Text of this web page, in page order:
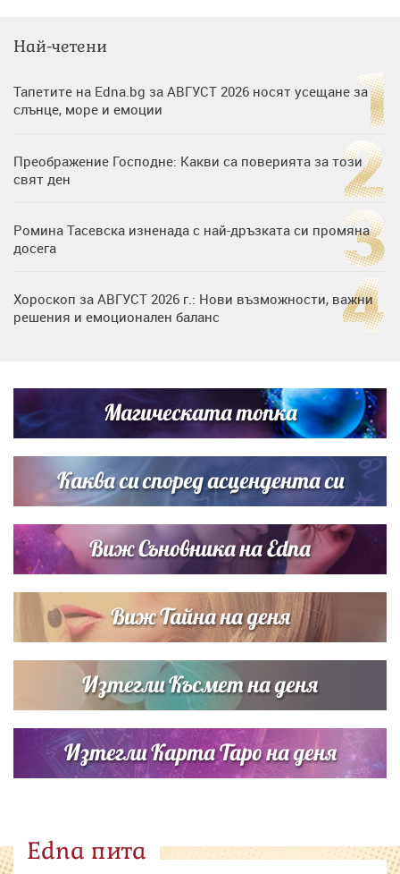
Най-четени
Тапетите на Edna.bg за АВГУСТ 2026 носят усещане за
слънце, море и емоции
Преображение Господне: Какви са поверията за този
свят ден
Ромина Тасевска изненада с най-дръзката си промяна
досега
Хороскоп за АВГУСТ 2026 г.: Нови възможности, важни
решения и емоционален баланс
си деца на семейна морска приказка
Звездна ваканция в Майорка: Дженифър Анистън,
Кортни Кокс и Джим Къртис заедно на яхта
Магическата топка
Каква си според асцендента си
Виж Съновника на Edna
Виж Тайна на деня
Изтегли Късмет на деня
Изтегли Карта Таро на деня
Edna пита